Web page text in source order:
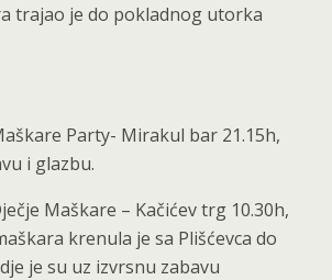
trajao je do pokladnog utorka
Party- Mirakul bar 21.15h,
i glazbu.
Maškare – Kačićev trg 10.30h,
krenula je sa Plišćevca do
je su uz izvrsnu zabavu